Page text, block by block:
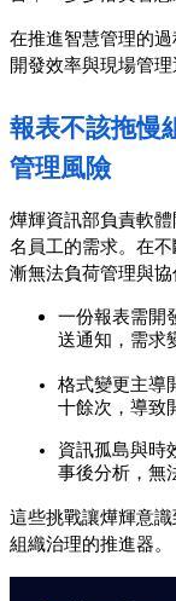
在推進智慧管理的
開發效率與現場管理
報表不該拖慢
管理風險
燁輝資訊部負責軟
名員工的需求。在
漸無法負荷管理與協
一份報表需開
送通知，需求
格式變更主導
十餘次，導致
資訊孤島與時
事後分析，無
這些挑戰讓燁輝意
組織治理的推進器。